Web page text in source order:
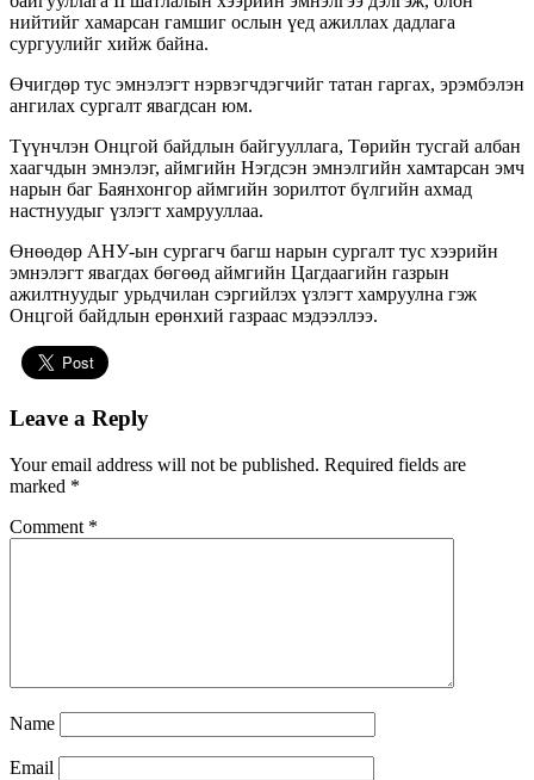
нийтийг хамарсан гамшиг ослын үед ажиллах дадлага
сургуулийг хийж байна.
Өчигдөр тус эмнэлэгт нэрвэгчдэгчийг татан гаргах, эрэмбэлэн
ангилах сургалт явагдсан юм.
Түүнчлэн Онцгой байдлын байгууллага, Төрийн тусгай албан
хаагчдын эмнэлэг, аймгийн Нэгдсэн эмнэлгийн хамтарсан эмч
нарын баг Баянхонгор аймгийн зорилтот бүлгийн ахмад
настнуудыг үзлэгт хамрууллаа.
Өнөөдөр АНУ-ын сургагч багш нарын сургалт тус хээрийн
эмнэлэгт явагдах бөгөөд аймгийн Цагдаагийн газрын
ажилтнуудыг урьдчилан сэргийлэх үзлэгт хамруулна гэж
Онцгой байдлын ерөнхий газраас мэдээллээ.
Leave a Reply
Your email address will not be published. Required fields are
marked *
Comment *
Name
Email